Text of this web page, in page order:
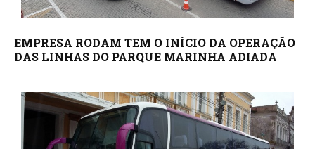
EMPRESA RODAM TEM O INÍCIO DA OPERAÇÃO
DAS LINHAS DO PARQUE MARINHA ADIADA